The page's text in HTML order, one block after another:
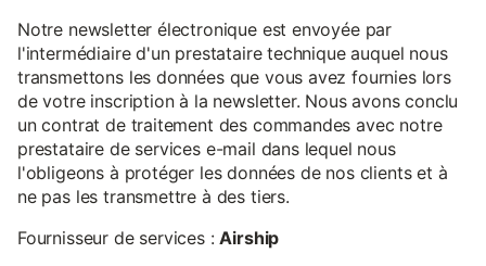
Notre newsletter électronique est envoyée par
l'intermédiaire d'un prestataire technique auquel nous
transmettons les données que vous avez fournies lors
de votre inscription à la newsletter. Nous avons conclu
un contrat de traitement des commandes avec notre
prestataire de services e-mail dans lequel nous
l'obligeons à protéger les données de nos clients et à
ne pas les transmettre à des tiers.
Fournisseur de services :Airship